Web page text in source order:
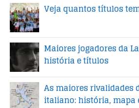
Veja quantos títulos
Maiores jogadores da
história e títulos
As maiores rivalidades
italiano: história, mapa